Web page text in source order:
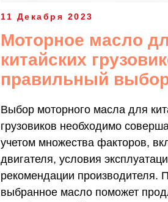
11 Декабря 2023
Моторное масло
китайских
правильный
Выбор моторного масла для
грузовиков необходимо
учетом множества факторов,
двигателя, условия
рекомендации производителя.
выбранное масло поможет